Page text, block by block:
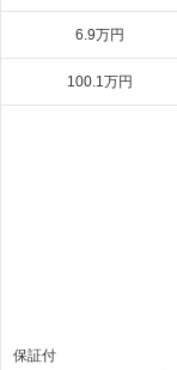
6.9万円
100.1万円
保証付